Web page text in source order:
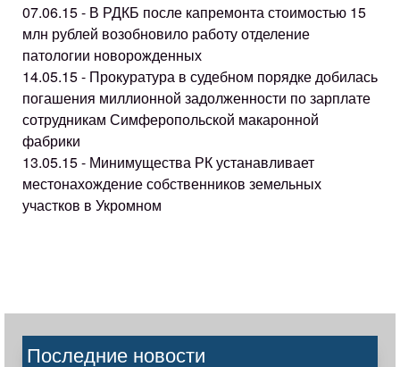
07.06.15 - В РДКБ после капремонта стоимостью 15
млн рублей возобновило работу отделение
патологии новорожденных
14.05.15 - Прокуратура в судебном порядке добилась
погашения миллионной задолженности по зарплате
сотрудникам Симферопольской макаронной
фабрики
13.05.15 - Минимущества РК устанавливает
местонахождение собственников земельных
участков в Укромном
Последние новости